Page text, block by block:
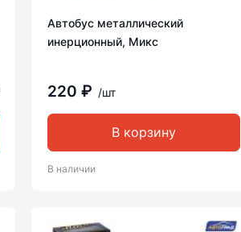
Автобус металлический
инерционный, Микс
220 ₽ /шт
В корзину
В наличии